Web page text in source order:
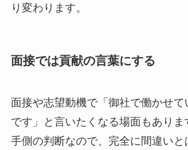
り変わります。
面接では貢献の言葉にする
面接や志望動機で「御社で働かせて
です」と言いたくなる場面もありま
手側の判断なので、完全に間違いと